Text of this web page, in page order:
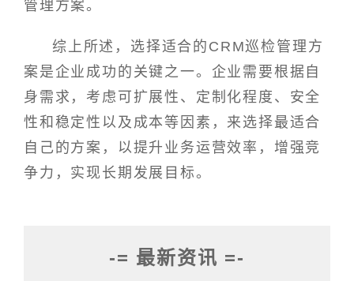
管理方案。
综上所述，选择适合的CRM巡检管理方
案是企业成功的关键之一。企业需要根据自
身需求，考虑可扩展性、定制化程度、安全
性和稳定性以及成本等因素，来选择最适合
自己的方案，以提升业务运营效率，增强竞
争力，实现长期发展目标。
-= 最新资讯 =-